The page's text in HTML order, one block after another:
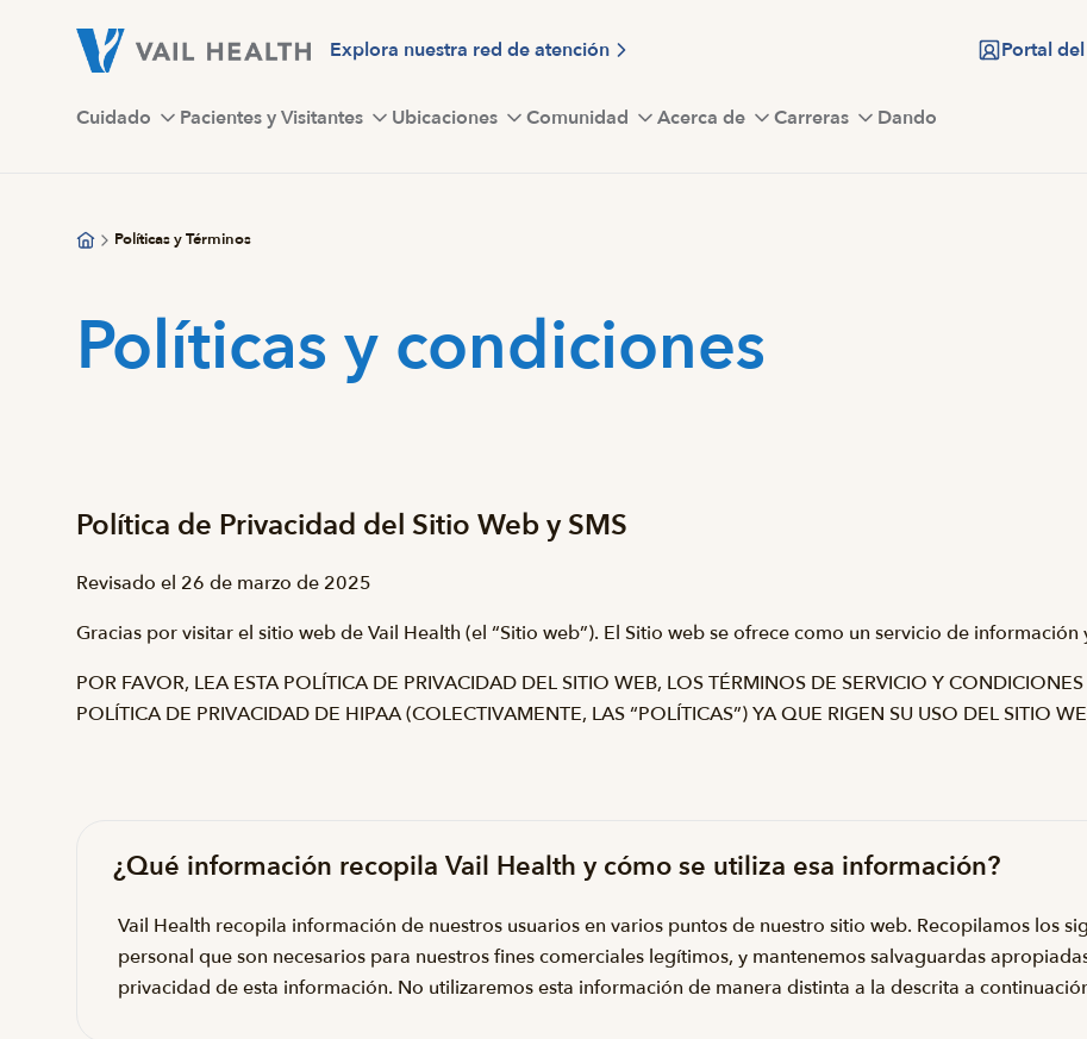
Explora nuestra red de atención Portal
Cuidado Pacientes y Visitantes Ubicaciones Comunidad Acerca de Carreras Dando
Políticas y Términos
Políticas y condiciones
Política de Privacidad del Sitio Web y SMS
Revisado el 26 de marzo de 2025
Gracias por visitar el sitio web de Vail Health (el “Sitio web”). El Sitio web se ofrece como un servicio de
POR FAVOR, LEA ESTA POLÍTICA DE PRIVACIDAD DEL SITIO WEB, LOS TÉRMINOS DE SERVICIO Y
POLÍTICA DE PRIVACIDAD DE HIPAA (COLECTIVAMENTE, LAS “POLÍTICAS”) YA QUE RIGEN SU USO DEL SITIO
¿Qué información recopila Vail Health y cómo se utiliza esa información?
Vail Health recopila información de nuestros usuarios en varios puntos de nuestro sitio web. Recopilamos los
personal que son necesarios para nuestros fines comerciales legítimos, y mantenemos salvaguardas
privacidad de esta información. No utilizaremos esta información de manera distinta a la descrita a